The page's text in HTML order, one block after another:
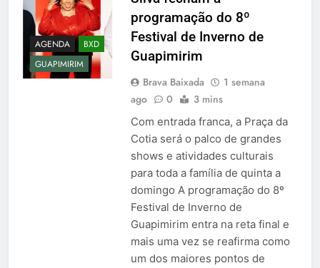
AGENDA
BXD
GUAPIMIRIM
programação do 8º
Festival de Inverno de
Guapimirim
Brava Baixada
1 semana
ago
0 3 mins
Com entrada franca, a Praça da
Cotia será o palco de grandes
shows e atividades culturais
para toda a família de quinta a
domingo A programação do 8º
Festival de Inverno de
Guapimirim entra na reta final e
mais uma vez se reafirma como
um dos maiores pontos de